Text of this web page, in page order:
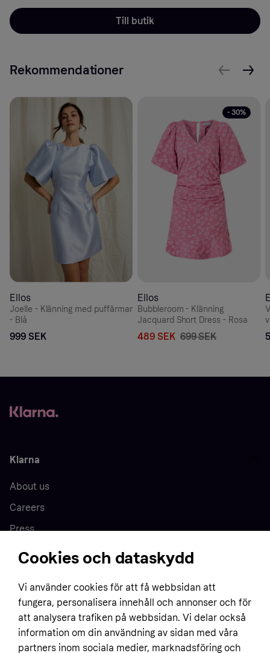
Till butik
Rekommendationer
Ellos
Joelle - Klänning med puffärmar
- Blå
999 SEK
- 30%
Ellos
Bubbleroom - Klänning
Jacquard Short Dress - Rosa
489 SEK 699 SEK
Klarna
About us
Careers
Press
Customer service
Terms & conditions
Privacy policy
Business
Sell with Klarna
Cookies och dataskydd
Vi använder cookies för att få webbsidan att
fungera, personalisera innehåll och annonser och för
att analysera trafiken på webbsidan. Vi delar också
information om din användning av sidan med våra
partners inom sociala medier, marknadsföring och